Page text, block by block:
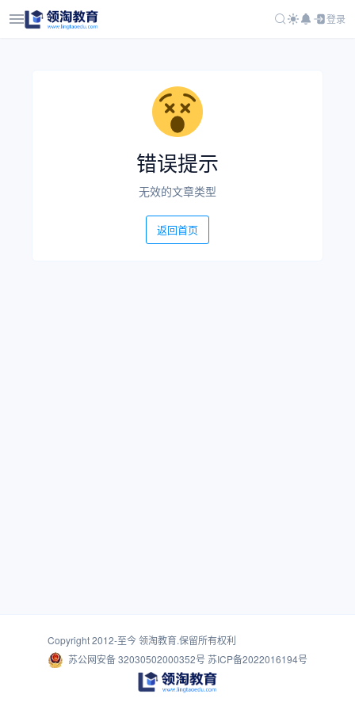
登录
错误提示
无效的文章类型
返回首页
Copyright 2012-至今领淘教育.保留所有权利
苏公网安备 32030502000352号 苏ICP备2022016194号